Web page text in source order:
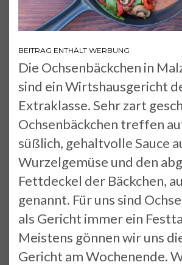
BEITRAG ENTHÄLT WERBUNG
Die Ochsenbäckchen in
sind ein Wirtshausgericht
Extraklasse. Sehr zart
Ochsenbäckchen treffen
süßlich, gehaltvolle Sauce
Wurzelgemüse und den
Fettdeckel der Bäckchen,
genannt. Für uns sind
als Gericht immer ein
Meistens gönnen wir uns
Gericht am Wochenende.